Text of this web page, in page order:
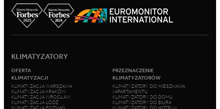
KLIMATYZATORY
OFERTA
KLIMATYZACJI
KLIMATYZACJA WARSZAWA
KLIMATYZACJA KRAKÓW
KLIMATYZACJA WROCŁAW
KLIMATYZACJA ŁÓDŹ
PRZEZNACZENIE
KLIMATYZATORÓW
KLIMATYZATORY DO MIESZKANIA
I APARTAMENTU
KLIMATYZATORY DO DOMU
KLIMATYZATORY DO BIURA